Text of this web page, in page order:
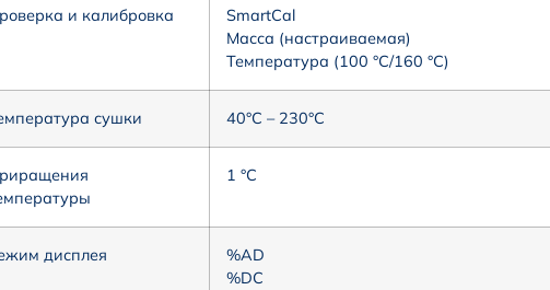
и калибровка
SmartCal
Масса (настраиваемая)
Температура (100 °C/160 °C)
сушки 40°C – 230°C
1 °C
дисплея
%AD
%DC